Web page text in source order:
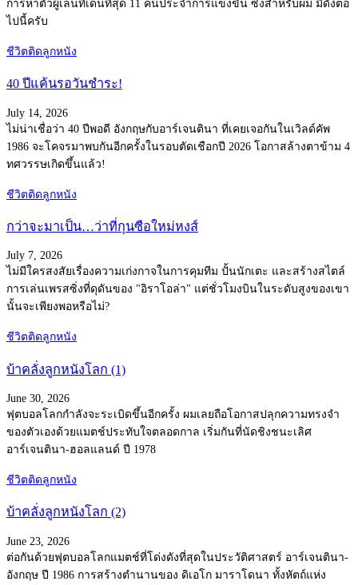
การหาตัวผู้เล่นที่เด่นที่สุด 11 คนประจำการแข่งขัน ซึ่งสำหรับผม มีดังต่อ
ไปนี้ครับ
ชีวิตติดลูกหนัง
40 ปีแค้นรอวันชำระ!
July 14, 2026
ไม่น่าเชื่อว่า 40 ปีพอดี อังกฤษกับอาร์เจนตินา ที่เคยเจอกันในเวิลด์คัพ
1986 จะโคจรมาพบกันอีกครั้งในรอบตัดเชือกปี 2026 โอกาสล้างตาข้าม 4
ทศวรรษเกิดขึ้นแล้ว!
ชีวิตติดลูกหนัง
กว่าจะมาเป็น…ว่าที่กุนซือใหม่หงส์
July 7, 2026
ไม่มีใครสงสัยเรื่องความเก่งกาจในการคุมทีม ปั้นนักเตะ และสร้างสไตล์
การเล่นเพรสซิ่งที่ดุดันของ "อิราโอล่า" แต่ชั่วโมงบินในระดับสูงของเขา
นั้นจะเพียงพอหรือไม่?
ชีวิตติดลูกหนัง
บ้าคลั่งลูกหนังโลก (1)
June 30, 2026
ฟุตบอลโลกกำลังจะระเบิดขึ้นอีกครั้ง ผมเลยถือโอกาสปลุกความทรงจำ
ของตัวเองด้วยแมตช์ประทับใจตลอดกาล เริ่มกันที่นัดชิงชนะเลิศ
อาร์เจนตินา-ฮอลแลนด์ ปี 1978
ชีวิตติดลูกหนัง
บ้าคลั่งลูกหนังโลก (2)
June 23, 2026
ต่อกันด้วยฟุตบอลโลกแมตช์ที่โด่งดังที่สุดในประวัติศาสตร์ อาร์เจนตินา-
อังกฤษ ปี 1986 การสร้างตำนานของ ดิเอโก มาราโดนา ทั้งหัตถ์แห่ง